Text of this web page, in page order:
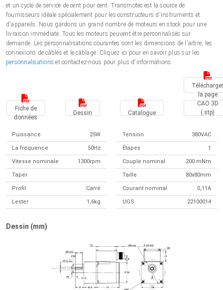
Suomi (EUR)
Svenska (SEK)
et un cycle de service de cent pour cent. Transmotec est la source de
fournisseurs idéale spécialement pour les constructeurs d'instruments et
d'appareils. Nous gardons un grand nombre de moteurs en stock pour une
livraison immédiate. Tous les moteurs peuvent être personnalisés sur
demande. Les personnalisations courantes sont les dimensions de l'arbre, les
connexions de câbles et le câblage. Cliquez ici pour en savoir plus sur les
personnalisationset contactez-nous pour plus d'informations.
Télécharger
la page
Fiche de
données
Dessin Catalogue
CAO 3D
(.stp)
Puissance 25W Tension 380VAC
La fréquence 50Hz Étapes 1
Vitesse nominale 1300rpm Couple nominal 200 mNm
Taper Taille 80x80mm
Profil Carré Courant nominal 0,11A
Lester 1,6kg UGS 22100014
Dessin (mm)